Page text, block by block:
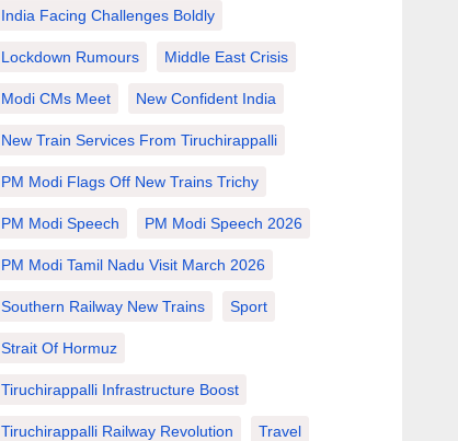
India Facing Challenges Boldly
Lockdown Rumours Middle East Crisis
Modi CMs Meet New Confident India
New Train Services From Tiruchirappalli
PM Modi Flags Off New Trains Trichy
PM Modi Speech PM Modi Speech 2026
PM Modi Tamil Nadu Visit March 2026
Southern Railway New Trains Sport
Strait Of Hormuz
Tiruchirappalli Infrastructure Boost
Tiruchirappalli Railway Revolution Travel